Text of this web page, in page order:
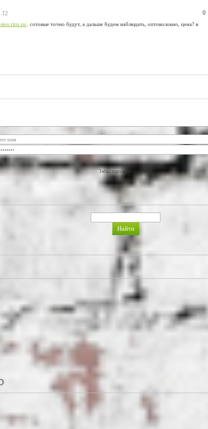
0
, сотовые точно будут, а дальше будем наблюдать, оптоволокно, цена? в
Забыл пароль Регистрация